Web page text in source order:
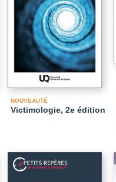
NOUVEAUTÉ
Victimologie, 2e édition